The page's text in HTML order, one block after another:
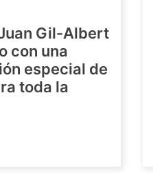
Gil-Albert
con una
especial de
toda la